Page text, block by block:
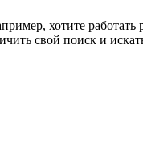
хотите
свой поиск и